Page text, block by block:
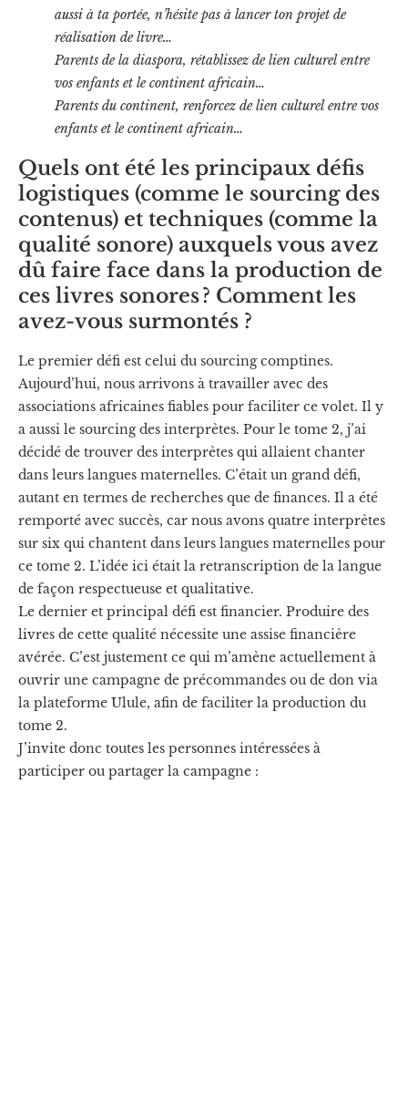
aussi à ta portée, n’hésite pas à lancer ton projet de
réalisation de livre…
Parents de la diaspora, rétablissez de lien culturel entre
vos enfants et le continent africain…
Parents du continent, renforcez de lien culturel entre vos
enfants et le continent africain…
Quels ont été les principaux défis
logistiques (comme le sourcing des
contenus) et techniques (comme la
qualité sonore) auxquels vous avez
dû faire face dans la production de
ces livres sonores ? Comment les
avez-vous surmontés ?
Le premier défi est celui du sourcing comptines.
Aujourd’hui, nous arrivons à travailler avec des
associations africaines fiables pour faciliter ce volet. Il y
a aussi le sourcing des interprètes. Pour le tome 2, j’ai
décidé de trouver des interprètes qui allaient chanter
dans leurs langues maternelles. C’était un grand défi,
autant en termes de recherches que de finances. Il a été
remporté avec succès, car nous avons quatre interprètes
sur six qui chantent dans leurs langues maternelles pour
ce tome 2. L’idée ici était la retranscription de la langue
de façon respectueuse et qualitative.
Le dernier et principal défi est financier. Produire des
livres de cette qualité nécessite une assise financière
avérée. C’est justement ce qui m’amène actuellement à
ouvrir une campagne de précommandes ou de don via
la plateforme Ulule, afin de faciliter la production du
tome 2.
J’invite donc toutes les personnes intéressées à
participer ou partager la campagne :